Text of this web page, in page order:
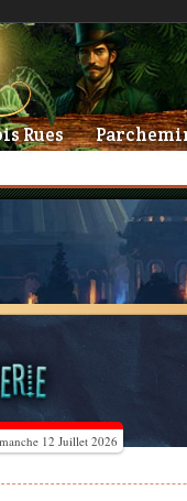
Rues
12 Juillet 2026